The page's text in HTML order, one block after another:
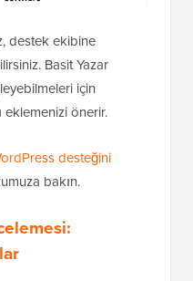
destek ekibine
Basit Yazar
için
eklemenizi önerir.
desteğini
bakın.